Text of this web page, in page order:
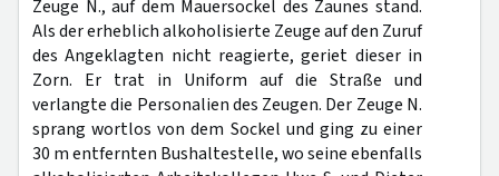
Zeuge N., auf dem Mauersockel des Zaunes stand.
Als der erheblich alkoholisierte Zeuge auf den Zuruf
des Angeklagten nicht reagierte, geriet dieser in
Zorn. Er trat in Uniform auf die Straße und
verlangte die Personalien des Zeugen. Der Zeuge N.
sprang wortlos von dem Sockel und ging zu einer
30 m entfernten Bushaltestelle, wo seine ebenfalls